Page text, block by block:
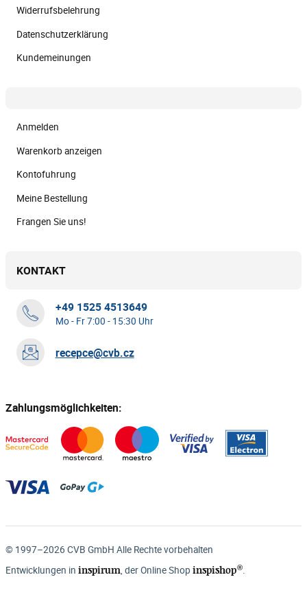
Widerrufsbelehrung
Datenschutzerklärung
Kundemeinungen
Anmelden
Warenkorb anzeigen
Kontofuhrung
Meine Bestellung
Frangen Sie uns!
KONTAKT
+49 1525 4513649
Mo - Fr 7:00 - 15:30 Uhr
recepce@cvb.cz
Zahlungsmöglichkeiten:
© 1997–2026 CVB GmbH Alle Rechte vorbehalten
Entwicklungen in inspirum, der Online Shop inspishop®.